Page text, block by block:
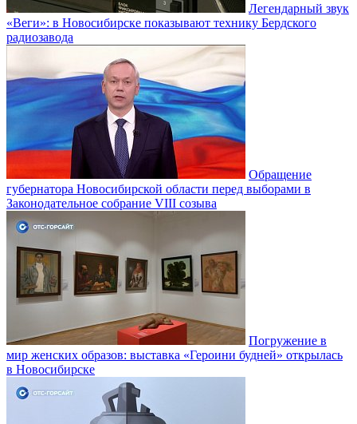
Легендарный звук
«Веги»: в Новосибирске показывают технику Бердского
радиозавода
Обращение
губернатора Новосибирской области перед выборами в
Законодательное собрание VIII созыва
Погружение в
мир женских образов: выставка «Героини будней» открылась
в Новосибирске